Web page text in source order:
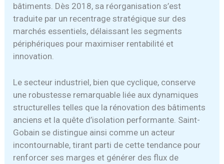
bâtiments. Dès 2018, sa réorganisation s’est
traduite par un recentrage stratégique sur des
marchés essentiels, délaissant les segments
périphériques pour maximiser rentabilité et
innovation.
Le secteur industriel, bien que cyclique, conserve
une robustesse remarquable liée aux dynamiques
structurelles telles que la rénovation des bâtiments
anciens et la quête d’isolation performante. Saint-
Gobain se distingue ainsi comme un acteur
incontournable, tirant parti de cette tendance pour
renforcer ses marges et générer des flux de